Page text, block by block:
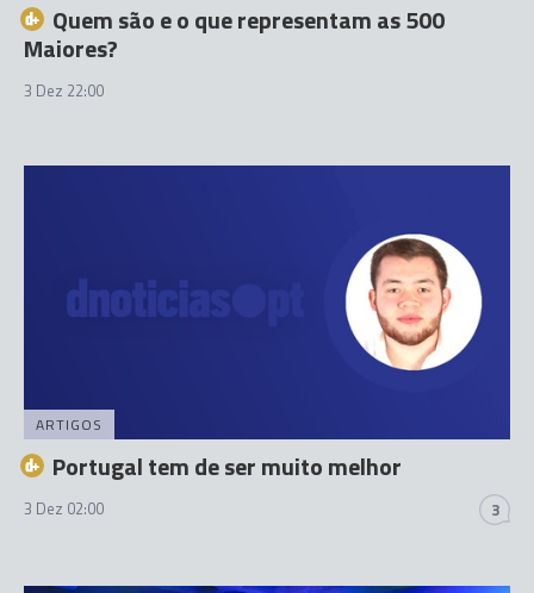
Quem são e o que representam as 500
Maiores?
3 Dez 22:00
ARTIGOS
Portugal tem de ser muito melhor
3 Dez 02:00 3